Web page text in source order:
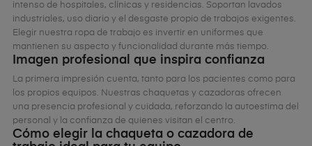
intenso de hospitales, clínicas y residencias. Soportan lavados
industriales, uso diario y el desgaste propio de trabajos exigentes.
Elegir nuestra ropa de trabajo es invertir en uniformes que
mantienen su aspecto y funcionalidad durante más tiempo.
Imagen profesional que inspira confianza
La primera impresión cuenta, tanto para los pacientes como para
los propios equipos. Nuestras chaquetas y cazadoras ofrecen
una presencia profesional y cuidada, reforzando la autoestima del
personal y la confianza de quienes visitan el centro.
Cómo elegir la chaqueta o cazadora de